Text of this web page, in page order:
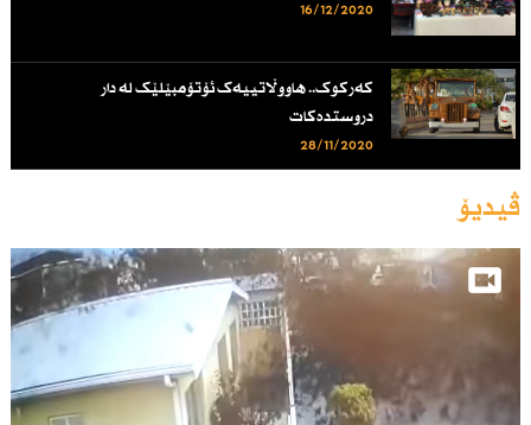
16/12/2020
کەرکوک.. هاووڵاتییەک ئۆتۆمبێلێک لە دار
دروستدەکات
28/11/2020
ڤیدیۆ